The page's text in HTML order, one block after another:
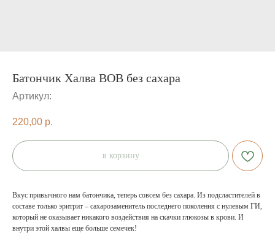
Батончик Халва BOB без сахара
Артикул:
220,00 р.
в корзину
Вкус привычного нам батончика, теперь совсем без сахара. Из подсластителей в
составе только эритрит – сахарозаменитель последнего поколения с нулевым ГИ,
который не оказывает никакого воздействия на скачки глюкозы в крови. И
внутри этой халвы еще больше семечек!